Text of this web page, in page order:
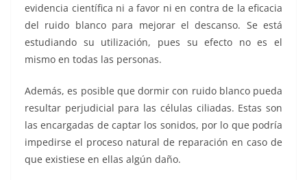
evidencia científica ni a favor ni en contra de la eficacia
del ruido blanco para mejorar el descanso. Se está
estudiando su utilización, pues su efecto no es el
mismo en todas las personas.
Además, es posible que dormir con ruido blanco pueda
resultar perjudicial para las células ciliadas. Estas son
las encargadas de captar los sonidos, por lo que podría
impedirse el proceso natural de reparación en caso de
que existiese en ellas algún daño.